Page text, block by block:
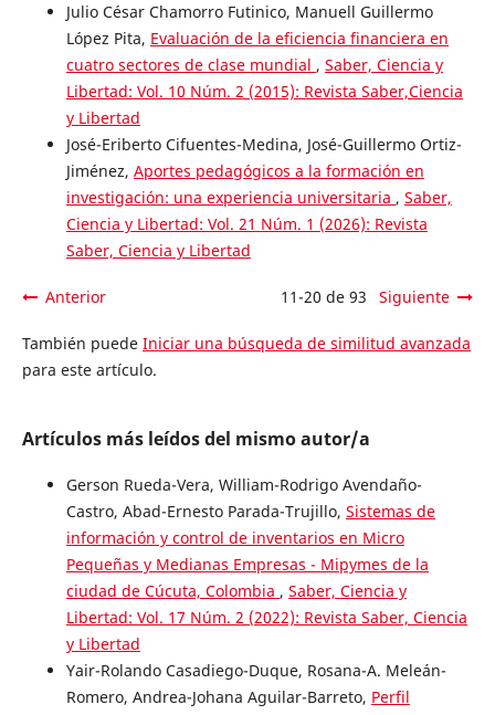
Julio César Chamorro Futinico, Manuell Guillermo
López Pita, Evaluación de la eficiencia financiera en
cuatro sectores de clase mundial , Saber, Ciencia y
Libertad: Vol. 10 Núm. 2 (2015): Revista Saber,Ciencia
y Libertad
José-Eriberto Cifuentes-Medina, José-Guillermo Ortiz-
Jiménez, Aportes pedagógicos a la formación en
investigación: una experiencia universitaria , Saber,
Ciencia y Libertad: Vol. 21 Núm. 1 (2026): Revista
Saber, Ciencia y Libertad
Anterior 11-20 de 93 Siguiente
También puede Iniciar una búsqueda de similitud avanzada
para este artículo.
Artículos más leídos del mismo autor/a
Gerson Rueda-Vera, William-Rodrigo Avendaño-
Castro, Abad-Ernesto Parada-Trujillo, Sistemas de
información y control de inventarios en Micro
Pequeñas y Medianas Empresas - Mipymes de la
ciudad de Cúcuta, Colombia , Saber, Ciencia y
Libertad: Vol. 17 Núm. 2 (2022): Revista Saber, Ciencia
y Libertad
Yair-Rolando Casadiego-Duque, Rosana-A. Meleán-
Romero, Andrea-Johana Aguilar-Barreto, Perfil